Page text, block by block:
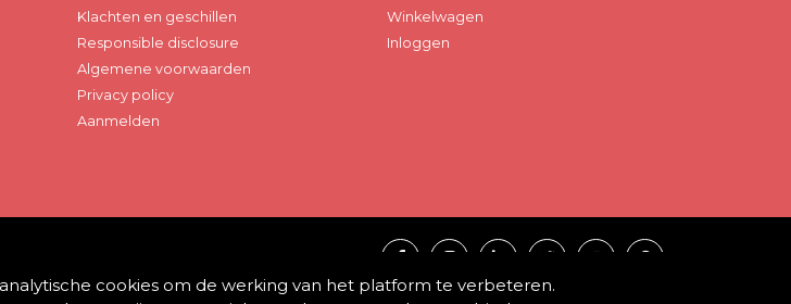
Klachten en geschillen
Responsible disclosure
Algemene voorwaarden
Privacy policy
Aanmelden
Winkelwagen
Inloggen
cookies om de werking van het platform te verbeteren.